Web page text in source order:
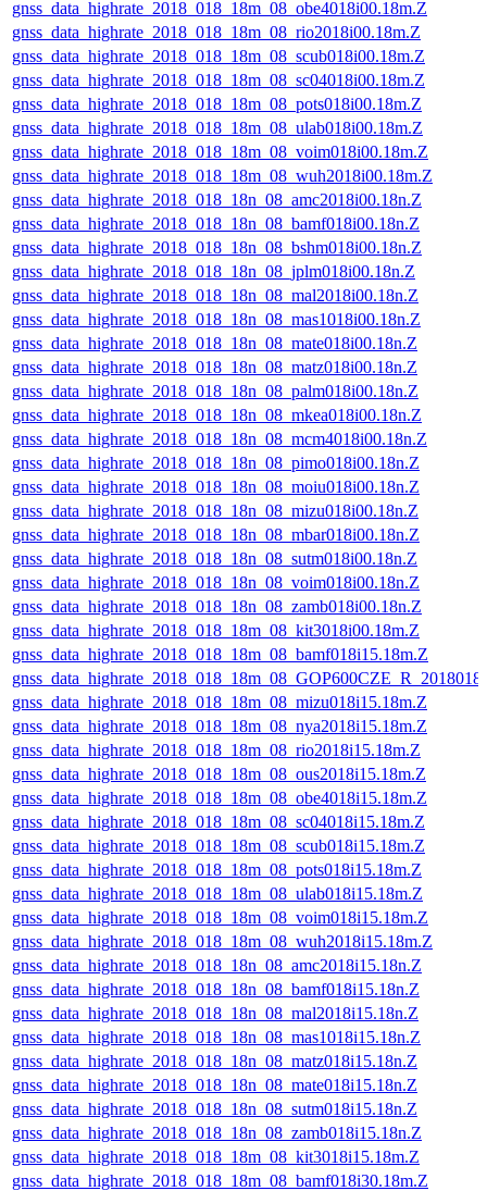
gnss_data_highrate_2018_018_18m_08_obe4018i00.18m.Z
gnss_data_highrate_2018_018_18m_08_rio2018i00.18m.Z
gnss_data_highrate_2018_018_18m_08_scub018i00.18m.Z
gnss_data_highrate_2018_018_18m_08_sc04018i00.18m.Z
gnss_data_highrate_2018_018_18m_08_pots018i00.18m.Z
gnss_data_highrate_2018_018_18m_08_ulab018i00.18m.Z
gnss_data_highrate_2018_018_18m_08_voim018i00.18m.Z
gnss_data_highrate_2018_018_18m_08_wuh2018i00.18m.Z
gnss_data_highrate_2018_018_18n_08_amc2018i00.18n.Z
gnss_data_highrate_2018_018_18n_08_bamf018i00.18n.Z
gnss_data_highrate_2018_018_18n_08_bshm018i00.18n.Z
gnss_data_highrate_2018_018_18n_08_jplm018i00.18n.Z
gnss_data_highrate_2018_018_18n_08_mal2018i00.18n.Z
gnss_data_highrate_2018_018_18n_08_mas1018i00.18n.Z
gnss_data_highrate_2018_018_18n_08_mate018i00.18n.Z
gnss_data_highrate_2018_018_18n_08_matz018i00.18n.Z
gnss_data_highrate_2018_018_18n_08_palm018i00.18n.Z
gnss_data_highrate_2018_018_18n_08_mkea018i00.18n.Z
gnss_data_highrate_2018_018_18n_08_mcm4018i00.18n.Z
gnss_data_highrate_2018_018_18n_08_pimo018i00.18n.Z
gnss_data_highrate_2018_018_18n_08_moiu018i00.18n.Z
gnss_data_highrate_2018_018_18n_08_mizu018i00.18n.Z
gnss_data_highrate_2018_018_18n_08_mbar018i00.18n.Z
gnss_data_highrate_2018_018_18n_08_sutm018i00.18n.Z
gnss_data_highrate_2018_018_18n_08_voim018i00.18n.Z
gnss_data_highrate_2018_018_18n_08_zamb018i00.18n.Z
gnss_data_highrate_2018_018_18m_08_kit3018i00.18m.Z
gnss_data_highrate_2018_018_18m_08_bamf018i15.18m.Z
gnss_data_highrate_2018_018_18m_08_mizu018i15.18m.Z
gnss_data_highrate_2018_018_18m_08_nya2018i15.18m.Z
gnss_data_highrate_2018_018_18m_08_rio2018i15.18m.Z
gnss_data_highrate_2018_018_18m_08_ous2018i15.18m.Z
gnss_data_highrate_2018_018_18m_08_obe4018i15.18m.Z
gnss_data_highrate_2018_018_18m_08_sc04018i15.18m.Z
gnss_data_highrate_2018_018_18m_08_scub018i15.18m.Z
gnss_data_highrate_2018_018_18m_08_pots018i15.18m.Z
gnss_data_highrate_2018_018_18m_08_ulab018i15.18m.Z
gnss_data_highrate_2018_018_18m_08_voim018i15.18m.Z
gnss_data_highrate_2018_018_18m_08_wuh2018i15.18m.Z
gnss_data_highrate_2018_018_18n_08_amc2018i15.18n.Z
gnss_data_highrate_2018_018_18n_08_bamf018i15.18n.Z
gnss_data_highrate_2018_018_18n_08_mal2018i15.18n.Z
gnss_data_highrate_2018_018_18n_08_mas1018i15.18n.Z
gnss_data_highrate_2018_018_18n_08_matz018i15.18n.Z
gnss_data_highrate_2018_018_18n_08_mate018i15.18n.Z
gnss_data_highrate_2018_018_18n_08_sutm018i15.18n.Z
gnss_data_highrate_2018_018_18n_08_zamb018i15.18n.Z
gnss_data_highrate_2018_018_18m_08_kit3018i15.18m.Z
gnss_data_highrate_2018_018_18m_08_bamf018i30.18m.Z